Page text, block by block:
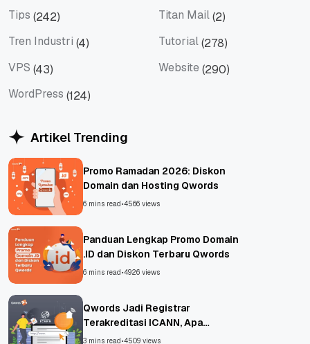
Tips (242) Titan Mail(2)
Tren Industri (4) Tutorial(278)
VPS (43) Website (290)
WordPress (124)
Artikel Trending
Promo Ramadan 2026: Diskon
Domain dan Hosting Qwords
6 mins read•4566 views
Panduan Lengkap Promo Domain
.ID dan Diskon Terbaru Qwords
6 mins read•4926 views
Qwords Jadi Registrar
Terakreditasi ICANN, Apa
Untungnya?
3 mins read•4509 views